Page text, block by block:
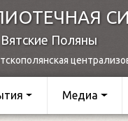
Поляны
Медиа